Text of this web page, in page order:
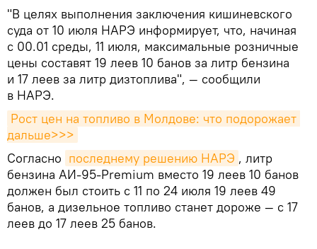
"В целях выполнения заключения кишиневского
суда от 10 июля НАРЭ информирует, что, начиная
с 00.01 среды, 11 июля, максимальные розничные
цены составят 19 леев 10 банов за литр бензина
и 17 леев за литр дизтоплива", — сообщили
в НАРЭ.
Рост цен на топливо в Молдове: что подорожает
дальше>>>
Согласно последнему решению НАРЭ , литр
бензина АИ-95-Premium вместо 19 леев 10 банов
должен был стоить с 11 по 24 июля 19 леев 49
банов, а дизельное топливо станет дороже — с 17
леев до 17 леев 25 банов.